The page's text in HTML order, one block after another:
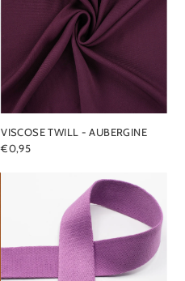
VISCOSE TWILL - AUBERGINE
€0,95